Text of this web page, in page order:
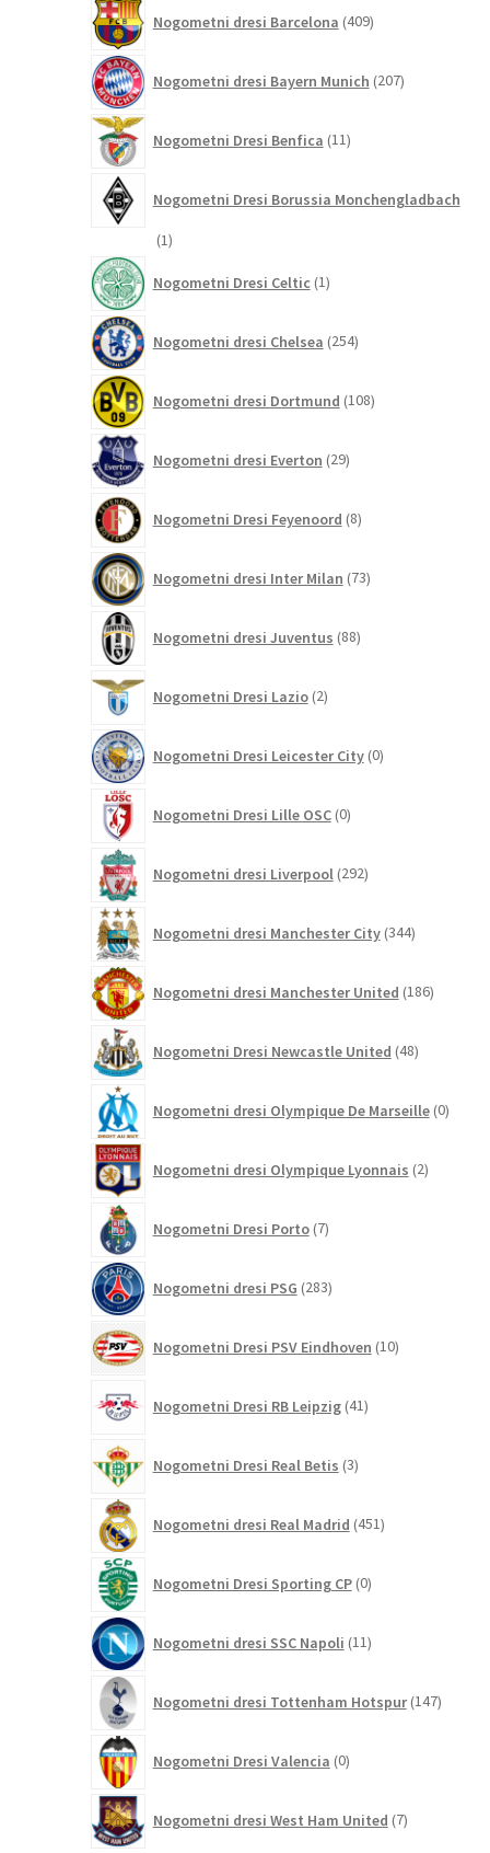
Nogometni dresi Barcelona 409izdelkov
Nogometni dresi Bayern Munich 207izdelkov
Nogometni Dresi Benfica 11izdelkov
Nogometni Dresi Borussia Monchengladbach
11
Nogometni Dresi Celtic 1izdelek
Nogometni dresi Chelsea 254izdelkov
Nogometni dresi Dortmund 108izdelkov
Nogometni dresi Everton 29izdelkov
Nogometni Dresi Feyenoord 8izdelkov
Nogometni dresi Inter Milan 73izdelkov
Nogometni dresi Juventus 88izdelkov
Nogometni Dresi Lazio 2izdelka
Nogometni Dresi Leicester City 0izdelkov
Nogometni Dresi Lille OSC 0izdelkov
Nogometni dresi Liverpool 292izdelkov
Nogometni dresi Manchester City 344izdelkov
Nogometni dresi Manchester United 186izdelkov
Nogometni Dresi Newcastle United 48izdelkov
Nogometni dresi Olympique De Marseille 0
Nogometni dresi Olympique Lyonnais 2izdelka
Nogometni Dresi Porto 7izdelkov
Nogometni dresi PSG 283izdelkov
Nogometni Dresi PSV Eindhoven 10izdelkov
Nogometni Dresi RB Leipzig 41izdelkov
Nogometni Dresi Real Betis 3izdelki
Nogometni dresi Real Madrid 451izdelkov
Nogometni Dresi Sporting CP 0izdelkov
Nogometni dresi SSC Napoli 11izdelkov
Nogometni dresi Tottenham Hotspur 147
Nogometni Dresi Valencia 0izdelkov
Nogometni dresi West Ham United 7izdelkov